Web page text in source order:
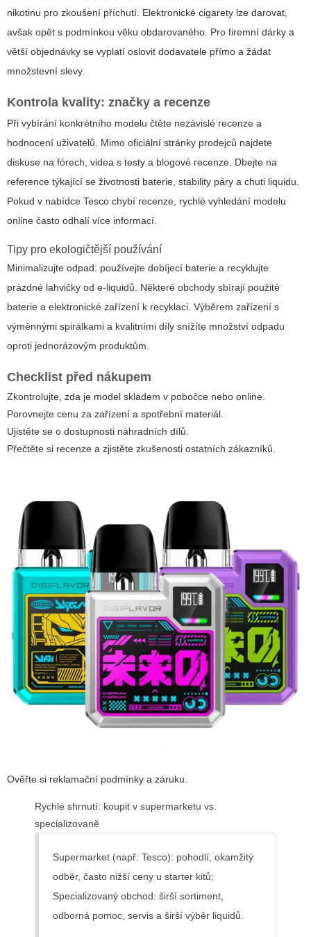
nikotinu pro zkoušení příchutí. Elektronické cigarety lze darovat,
avšak opět s podmínkou věku obdarovaného. Pro firemní dárky a
větší objednávky se vyplatí oslovit dodavatele přímo a žádat
množstevní slevy.
Kontrola kvality: značky a recenze
Při vybírání konkrétního modelu čtěte nezávislé recenze a
hodnocení uživatelů. Mimo oficiální stránky prodejců najdete
diskuse na fórech, videa s testy a blogové recenze. Dbejte na
reference týkající se životnosti baterie, stability páry a chuti liquidu.
Pokud v nabídce Tesco chybí recenze, rychlé vyhledání modelu
online často odhalí více informací.
Tipy pro ekologičtější používání
Minimalizujte odpad: používejte dobíjecí baterie a recyklujte
prázdné lahvičky od e-liquidů. Některé obchody sbírají použité
baterie a elektronické zařízení k recyklaci. Výběrem zařízení s
výměnnými spirálkami a kvalitními díly snížíte množství odpadu
oproti jednorázovým produktům.
Checklist před nákupem
Zkontrolujte, zda je model skladem v pobočce nebo online.
Porovnejte cenu za zařízení a spotřební materiál.
Ujistěte se o dostupnosti náhradních dílů.
Přečtěte si recenze a zjistěte zkušenosti ostatních zákazníků.
Ověřte si reklamační podmínky a záruku.
Rychlé shrnutí: koupit v supermarketu vs.
specializovaně
Supermarket (např. Tesco): pohodlí, okamžitý
odběr, často nižší ceny u starter kitů;
Specializovaný obchod: širší sortiment,
odborná pomoc, servis a širší výběr liquidů.